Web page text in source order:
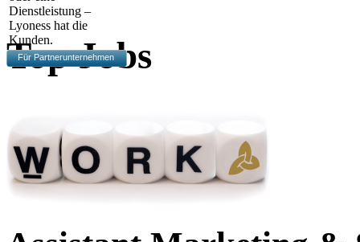
Dienstleistung –
Lyoness hat die
Kunden.
Für Partnerunternehmen
Top Jobs